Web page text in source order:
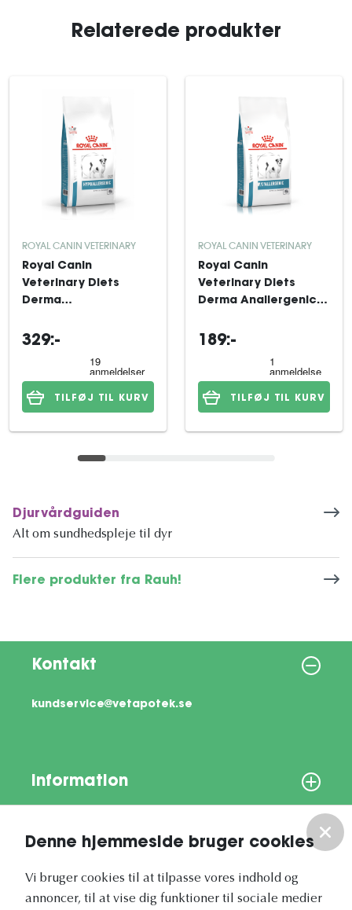
Denne hjemmeside bruger cookies
Vi bruger cookies til at tilpasse vores indhold og
annoncer, til at vise dig funktioner til sociale medier
Relaterede produkter
ROYAL CANIN VETERINARY
Royal Canin
Veterinary Diets
Derma
Dog tørfoder til hund
329:-
TILFØJ TIL KURV
ROYAL CANIN VETERINARY
Royal Canin
Veterinary Diets
Derma Anallergenic
hund 1,5 kg
189:-
TILFØJ TIL KURV
Djurvårdguiden
Alt om sundhedspleje til dyr
Flere produkter fra Rauh!
Kontakt
kundservice@vetapotek.se
Information
Vores nyhedsbrev